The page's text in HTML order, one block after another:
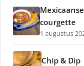
courgette
1 augustus
Chip & Dip